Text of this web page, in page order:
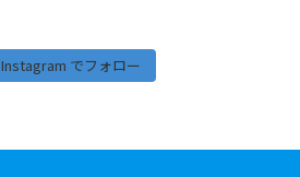
Instagram でフォロー